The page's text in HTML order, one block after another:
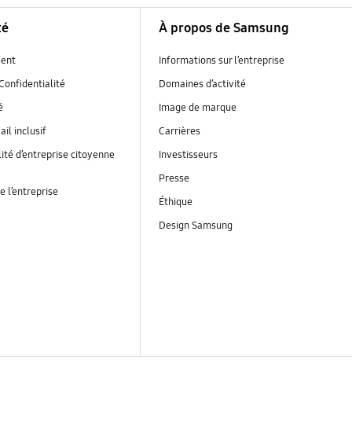
inclusif
d’entreprise citoyenne
l’entreprise
À propos de Samsung
Informations sur l’entreprise
Domaines d’activité
Image de marque
Carrières
Investisseurs
Presse
Éthique
Design Samsung